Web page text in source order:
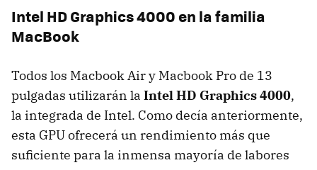
Intel HD Graphics 4000 en la familia
MacBook
Todos los Macbook Air y Macbook Pro de 13
pulgadas utilizarán la Intel HD Graphics 4000,
la integrada de Intel. Como decía anteriormente,
esta GPUofrecerá un rendimiento más que
suficiente para la inmensa mayoría de labores